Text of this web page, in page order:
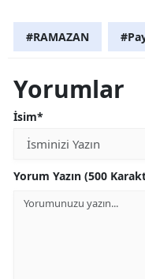
#RAMAZAN
Yorumlar
İsim*
Yorum Yazın (500